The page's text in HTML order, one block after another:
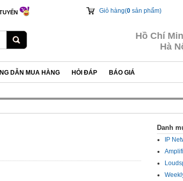
Hồ Chí
Hà
Giỏ hàng(0 sản phẩm)
DẪN MUA HÀNG HỎI ĐÁP BÁO GIÁ
Danh
IP